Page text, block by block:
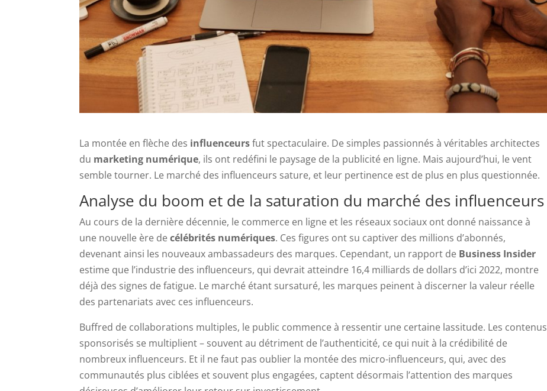
La montée en flèche des influenceursfut spectaculaire. De simples passionnés à véritables architectes
du marketing numérique, ils ont redéfini le paysage de la publicité en ligne. Mais aujourd’hui, le vent
semble tourner. Le marché des influenceurs sature, et leur pertinence est de plus en plus questionnée.
Analyse du boom et de la saturation du marché des influenceurs
Au cours de la dernière décennie, le commerce en ligne et les réseaux sociaux ont donné naissance à
une nouvelle ère decélébrités numériques. Ces figures ont su captiver des millions d’abonnés,
devenant ainsi les nouveaux ambassadeurs des marques. Cependant, un rapport de Business Insider
estime que l’industrie des influenceurs, qui devrait atteindre 16,4 milliards de dollars d’ici 2022, montre
déjà des signes de fatigue. Le marché étant sursaturé, les marques peinent à discerner la valeur réelle
des partenariats avec ces influenceurs.
Buffred de collaborations multiples, le public commence à ressentir une certaine lassitude. Les contenus
sponsorisés se multiplient – souvent au détriment de l’authenticité, ce qui nuit à la crédibilité de
nombreux influenceurs. Et il ne faut pas oublier la montée des micro-influenceurs, qui, avec des
communautés plus ciblées et souvent plus engagées, captent désormais l’attention des marques